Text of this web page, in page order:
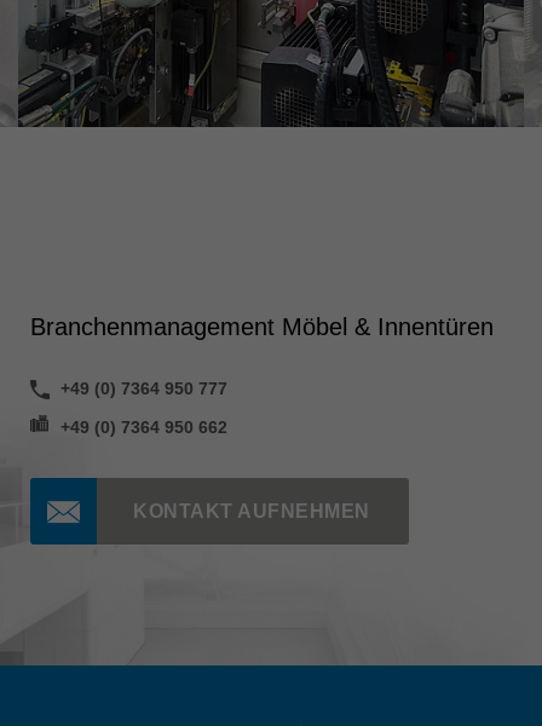
Branchenmanagement Möbel & Innentüren
+49 (0) 7364 950 777
+49 (0) 7364 950 662
KONTAKT AUFNEHMEN